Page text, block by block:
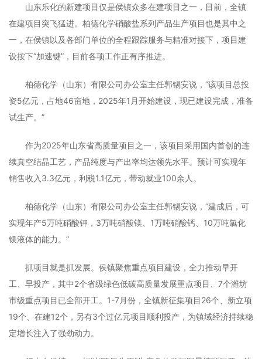
山东乐化的新建项目仅是侯镇众多在建项目之一，目前，全镇
在建项目突飞猛进。柏德化学硝酸盐系列产品生产项目也是其中之
一，在侯镇以及各部门单位的全程跟踪服务与精准对接下，项目建
设按下“加速键”，目前各项工作正有序推进。
柏德化学（山东）有限公司办公室主任郭锡安说，“该项目总投
资5亿元，占地46亩地，2025年1月开始建设，现已建设完成，准备
试生产。”
作为2025年山东省高质量项目之一，该项目采用国内首创的连
续真空结晶工艺，产品纯度与产出率均达领先水平。预计可实现年
销售收入3.3亿元，利税1.1亿元，带动就业100余人。
柏德化学（山东）有限公司办公室主任郭锡安说，“建成后，可
实现年产5万吨硝酸钾，3万吨硝酸镁、1万吨硝酸钙、10万吨氯化
镁液体的能力。”
抓项目就是抓发展。侯镇聚焦重点项目建设，全力推动早开
工、早投产，其中2个省级绿色低碳高质量发展重点项目、7个潍坊
市级重点项目已全部开工。1-7月份，全镇新征集项目26个、新立项
19个、在建12个，另有3个过亿元项目顺利投产，为镇域经济持续稳
定增长注入了强劲动力。